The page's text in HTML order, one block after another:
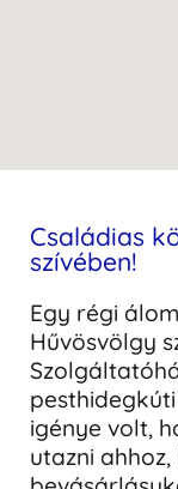
Családias
szívében!
Egy régi
Hűvösvölgy
igénye volt,
utazni